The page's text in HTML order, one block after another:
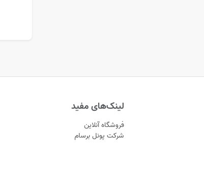
لینک‌های مفید
فروشگاه آنلاین
شرکت پونل برسام